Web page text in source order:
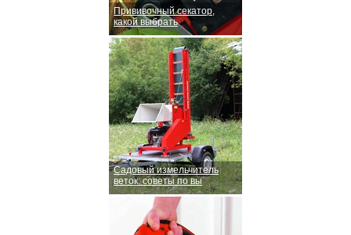
Прививочный секатор,
какой выбрать
Садовый измельчитель
веток: советы по вы